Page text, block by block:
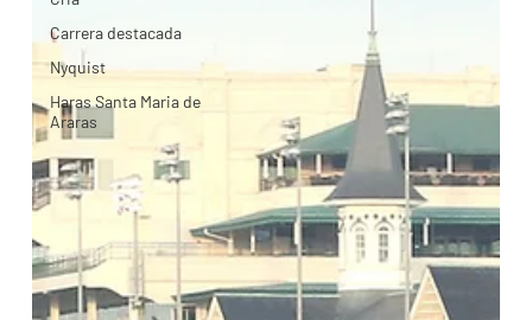
Carrera destacada
Nyquist
Haras Santa Maria de
Araras